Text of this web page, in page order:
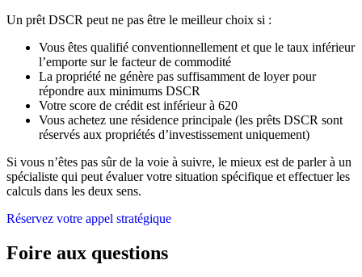
Un prêt DSCR peut ne pas être le meilleur choix si :
Vous êtes qualifié conventionnellement et que le taux inférieur
l’emporte sur le facteur de commodité
La propriété ne génère pas suffisamment de loyer pour
répondre aux minimums DSCR
Votre score de crédit est inférieur à 620
Vous achetez une résidence principale (les prêts DSCR sont
réservés aux propriétés d’investissement uniquement)
Si vous n’êtes pas sûr de la voie à suivre, le mieux est de parler à un
spécialiste qui peut évaluer votre situation spécifique et effectuer les
calculs dans les deux sens.
Réservez votre appel stratégique
Foire aux questions